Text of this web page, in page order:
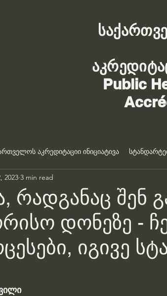
Public
აკრედიტაციი ინიციატივა
რადგანაც შენ
დონეზე -
იგივე
2023 3 min read